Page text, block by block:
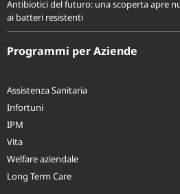
Antibiotici del futuro: una scoperta apre
ai batteri resistenti
Assistenza Sanitaria
Infortuni
IPM
Vita
Welfare aziendale